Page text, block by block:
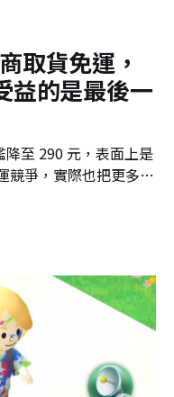
取貨免運，
益的是最後一
至 290 元，表面上是
競爭，實際也把更多日
。這場電商混戰中，
一哩路的超商，而壓